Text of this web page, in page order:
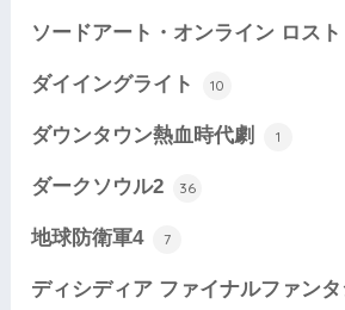
ソードアート・オンライン ロス
ダイイングライト 10
ダウンタウン熱血時代劇 1
ダークソウル2 36
地球防衛軍4 7
ディシディア ファイナルファン